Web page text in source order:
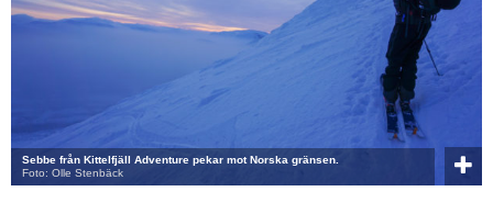
Sebbe från Kittelfjäll Adventure pekar mot Norska gränsen.
Foto: Olle Stenbäck